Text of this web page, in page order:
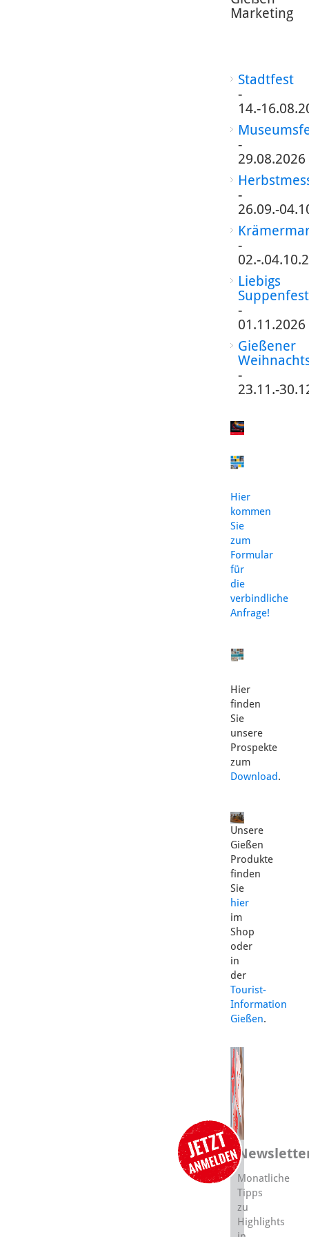
Marketing
Stadtfest
-
14.-
-
29.08.2026
-
26.09.-
-
02.-
Liebigs
Suppenfest
-
01.11.2026
Gießener
-
23.11.-
Hier
kommen
Sie
zum
Formular
für
die
verbindliche
Anfrage!
Hier
finden
Sie
unsere
Prospekte
zum
Download.
Unsere
Gießen
Produkte
finden
Sie
hier
im
Shop
oder
in
der
Tourist-
Information
Gießen.
Monatliche
Tipps
zu
Highlights